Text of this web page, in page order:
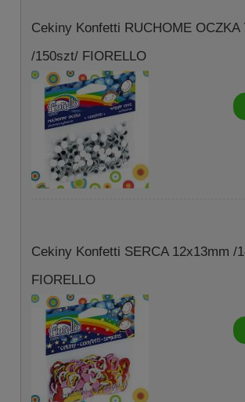
Cekiny Konfetti RUCHOME OCZKA
/150szt/ FIORELLO
Cekiny Konfetti SERCA 12x13mm /
FIORELLO